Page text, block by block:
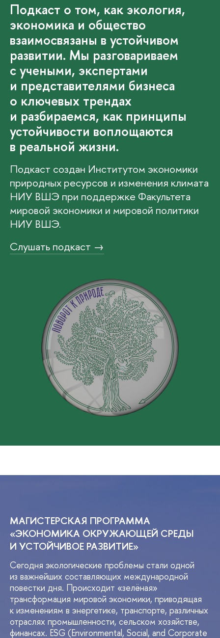
Подкаст о том, как экология,
экономика и общество
взаимосвязаны в устойчивом
развитии. Мы разговариваем
с учеными, экспертами
и представителями бизнеса
о ключевых трендах
и разбираемся, как принципы
устойчивости воплощаются
в реальной жизни.
Подкаст создан Институтом экономики
природных ресурсов и изменения климата
НИУ ВШЭ при поддержке Факультета
мировой экономики и мировой политики
НИУ ВШЭ.
Слушать подкаст →
МАГИСТЕРСКАЯ ПРОГРАММА
«ЭКОНОМИКА ОКРУЖАЮЩЕЙ СРЕДЫ
И УСТОЙЧИВОЕ РАЗВИТИЕ»
Сегодня экологические проблемы стали одной
из важнейших составляющих международной
повестки дня. Происходит «зелёная»
трансформация мировой экономики, приводящая
к изменениям в энергетике, транспорте, различных
отраслях промышленности, сельском хозяйстве,
финансах. ESG (Environmental, Social, and Corporate